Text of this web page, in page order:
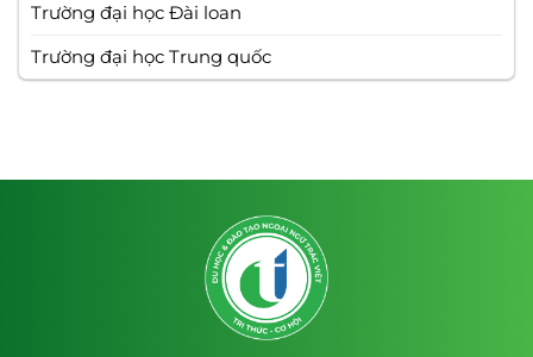
Trường đại học Đài loan
Trường đại học Trung quốc